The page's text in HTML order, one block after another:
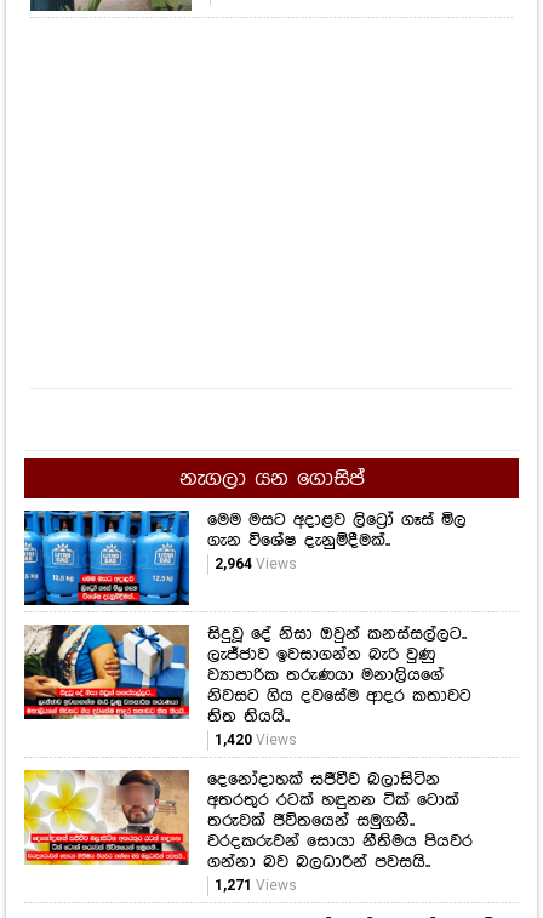
නැගලා යන ගොසිප්
මෙම මසට අදාළව ලිට්‍රෝ ගෑස් මිල
ගැන විශේෂ දැනුම්දීමක්..
2,964Views
සිදුවූ දේ නිසා ඔවුන් කනස්සල්ලට..
ලැජ්ජාව ඉවසාගන්න බැරි වුණු
ව්‍යාපාරික තරුණයා මනාලියගේ
නිවසට ගිය දවසේම ආදර කතාවට
තිත තියයි..
1,420Views
දෙනෝදාහක් සජීවීව බලාසිටින
අතරතුර රටක් හඳුනන ටික් ටොක්
තරුවක් ජීවිතයෙන් සමුගනී..
වරදකරුවන් සොයා නීතිමය පියවර
ගන්නා බව බලධාරීන් පවසයි..
1,271 Views